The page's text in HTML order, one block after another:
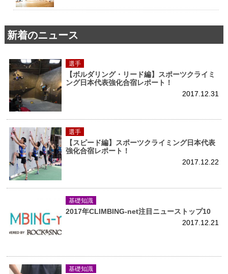
新着のニュース
選手
【ボルダリング・リード編】スポーツクライミ
ング日本代表強化合宿レポート！
2017.12.31
選手
【スピード編】スポーツクライミング日本代表
強化合宿レポート！
2017.12.22
基礎知識
2017年CLIMBING-net注目ニューストップ10
2017.12.21
基礎知識